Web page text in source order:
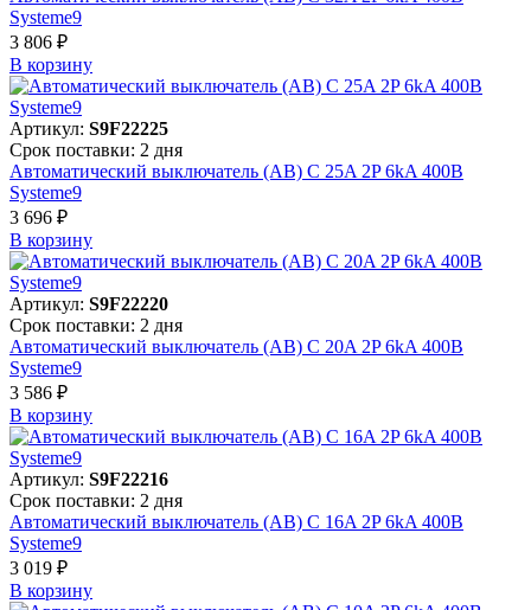
Systeme9
3 806 ₽
В корзинy
Артикул: S9F22225
Срок поставки: 2 дня
Автоматический выключатель (АВ) C 25A 2P 6kA 400В
Systeme9
3 696 ₽
В корзинy
Артикул: S9F22220
Срок поставки: 2 дня
Автоматический выключатель (АВ) C 20A 2P 6kA 400В
Systeme9
3 586 ₽
В корзинy
Артикул: S9F22216
Срок поставки: 2 дня
Автоматический выключатель (АВ) C 16A 2P 6kA 400В
Systeme9
3 019 ₽
В корзинy